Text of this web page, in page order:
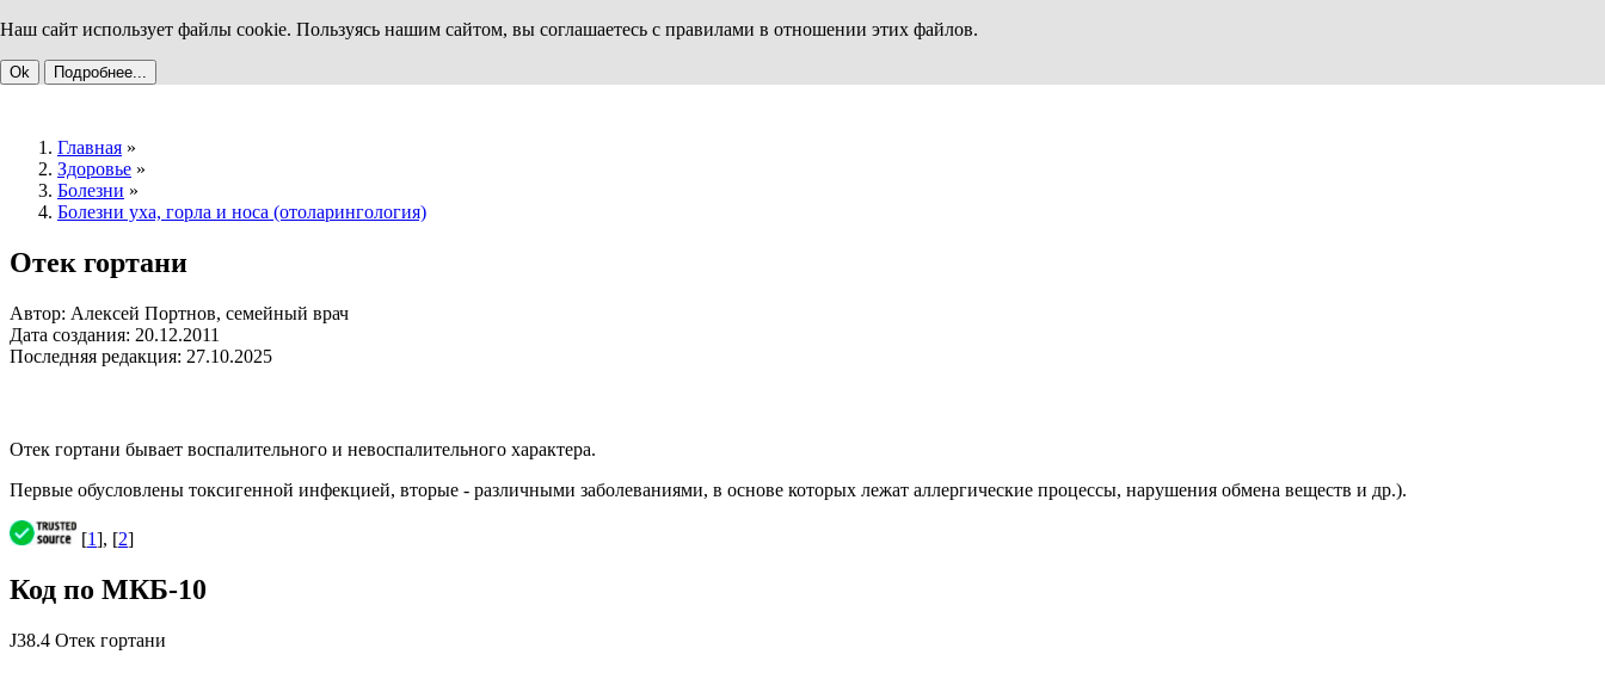
Наш сайт использует файлы cookie. Пользуясь нашим сайтом, вы соглашаетесь с правилами в отношении этих файлов.
Ok Подробнее...
Главная »
Здоровье »
Болезни »
Болезни уха, горла и носа (отоларингология)
Отек гортани
Автор: Алексей Портнов, семейный врач
Дата создания: 20.12.2011
Последняя редакция: 27.10.2025
Отек гортани бывает воспалительного и невоспалительного характера.
Первые обусловлены токсигенной инфекцией, вторые - различными заболеваниями, в основе которых лежат аллергические процессы, нарушения обмена веществ и др.).
[1], [2]
Код по МКБ-10
J38.4 Отек гортани